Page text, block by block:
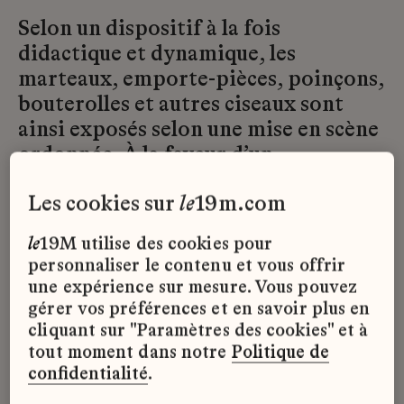
Selon un dispositif à la fois
didactique et dynamique, les
marteaux, emporte-pièces, poinçons,
bouterolles et autres ciseaux sont
ainsi exposés selon une mise en scène
ordonnée. À la faveur d’un
répétition et d’une composition
savamment orchestrée, cette mise en
scène permet de mettre en évidence
ces outils, de les relier visuellement
aux Métiers d’art correspondants.
Les enfants, comme leurs parents,
peuvent ainsi découvrir à la
quintessence de l’artisanat
les cookies surle19m.com
le19M utilise des cookies pour
personnaliser le contenu et vous offrir
une expérience sur mesure. Vous pouvez
gérer vos préférences et en savoir plus en
cliquant sur "Paramètres des cookies" et à
tout moment dans notre Politique de
confidentialité.